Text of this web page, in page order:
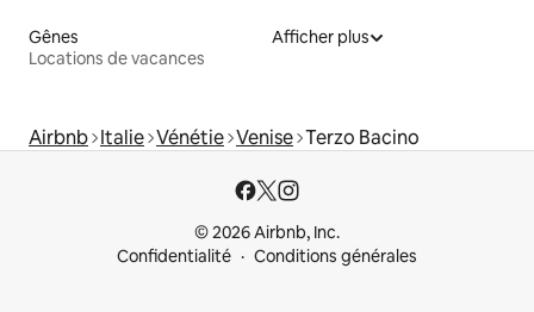
Gênes
Locations de vacances
Afficher plus
Airbnb Italie Vénétie Venise Terzo Bacino
© 2026 Airbnb, Inc.
Confidentialité
Conditions générales